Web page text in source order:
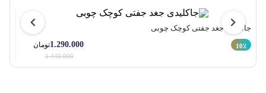
جاکلیدی جغد جفتی کوچک چوبی
10٪ 1.290.000تومان
1.440.000